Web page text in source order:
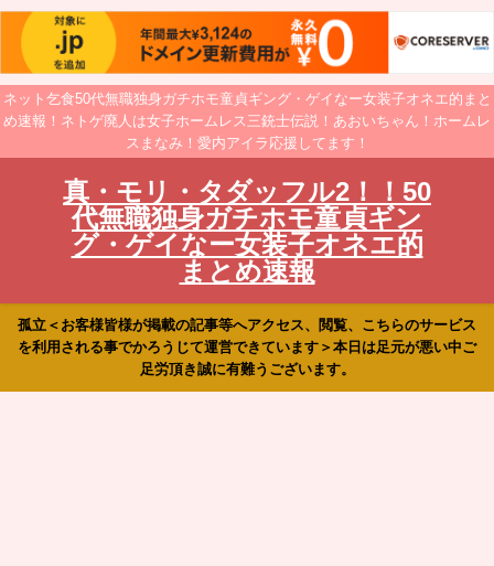
ネット乞食50代無職独身ガチホモ童貞ギング・ゲイなー女装子オネエ的まと
め速報！ネトゲ廃人は女子ホームレス三銃士伝説！あおいちゃん！ホームレ
スまなみ！愛内アイラ応援してます！
真・モリ・タダッフル2！！50
代無職独身ガチホモ童貞ギン
グ・ゲイなー女装子オネエ的
まとめ速報
孤立＜お客様皆様が掲載の記事等へアクセス、閲覧、こちらのサービス
を利用される事でかろうじて運営できています＞本日は足元が悪い中ご
足労頂き誠に有難うございます。